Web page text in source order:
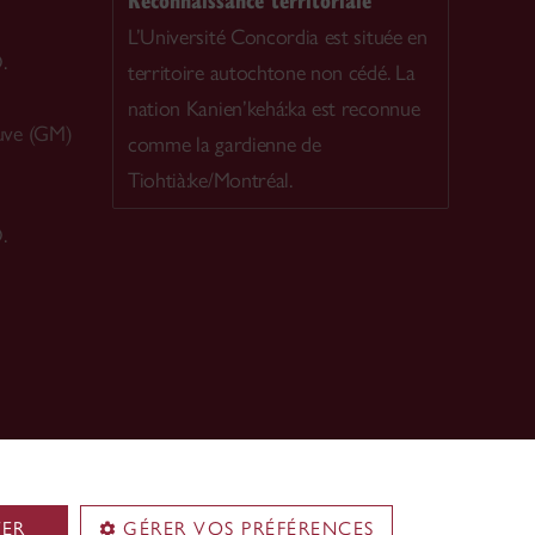
GÉRER VOS PRÉFÉRENCES
(GM)
L’Université Concordia est située en
territoire autochtone non cédé. La
nation Kanien’kehá:ka est reconnue
comme la gardienne de
Tiohtià:ke/Montréal.